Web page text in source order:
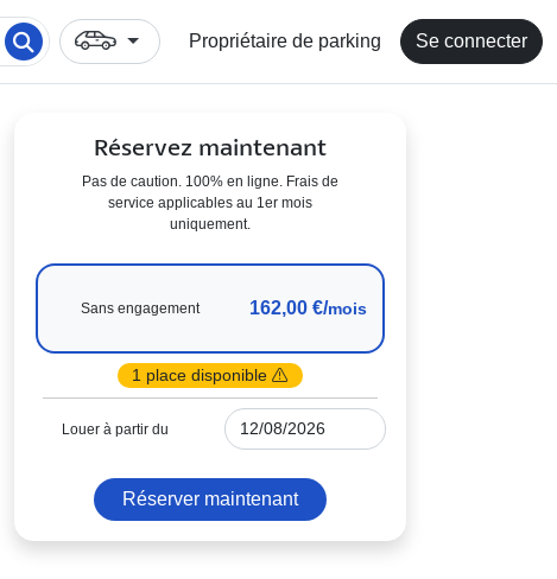
Propriétaire de parking Se connecter
Réservez maintenant
Pas de caution. 100% en ligne. Frais de
service applicables au 1er mois
uniquement.
Sans engagement 162,00 €/mois
1 place disponible
Louer à partir du
Réserver maintenant